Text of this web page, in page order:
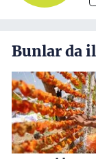
Bunlar da